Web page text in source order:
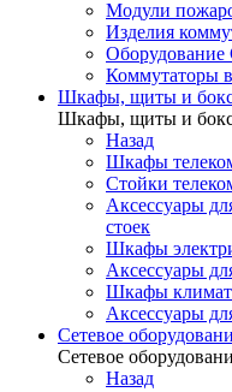
Модули
Изделия
Коммутаторы
Шкафы, щиты и
Шкафы, щиты и
Назад
Шкафы
Стойки
Аксессуары
стоек
Шкафы
Аксессуары
Шкафы
Аксессуары
Сетевое
Сетевое
Назад